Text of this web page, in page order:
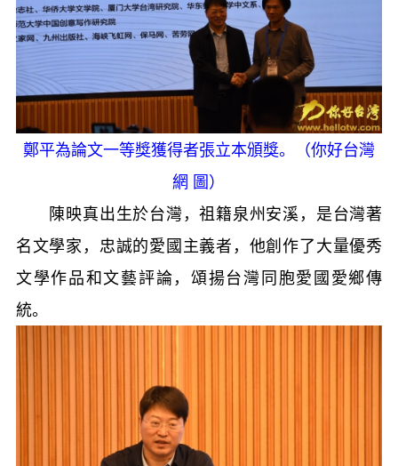
鄭平為論文一等獎獲得者張立本頒獎。（你好台灣
網 圖）
陳映真出生於台灣，祖籍泉州安溪，是台灣著
名文學家，忠誠的愛國主義者，他創作了大量優秀
文學作品和文藝評論，頌揚台灣同胞愛國愛鄉傳
統。